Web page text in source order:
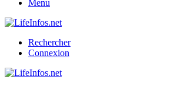
Menu
Rechercher
Connexion